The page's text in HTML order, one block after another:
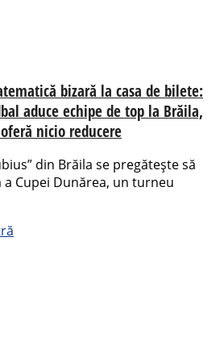
bizară la casa de bilete:
aduce echipe de top la Brăila,
nicio reducere
din Brăila se pregătește să
a Cupei Dunărea, un turneu